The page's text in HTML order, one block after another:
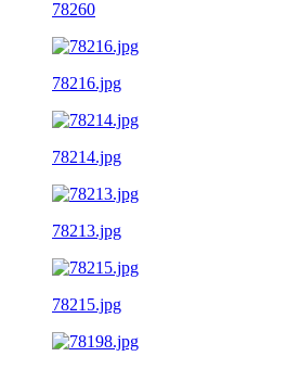
78260
78216.jpg
78214.jpg
78213.jpg
78215.jpg